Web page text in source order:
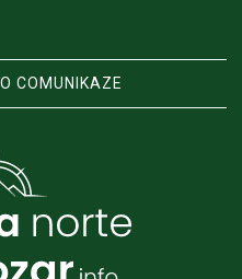
COMUNIKAZE